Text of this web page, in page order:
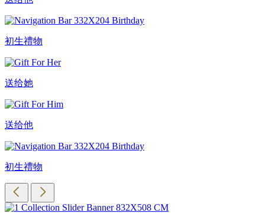
初生禮物
送给她
送给他
初生禮物